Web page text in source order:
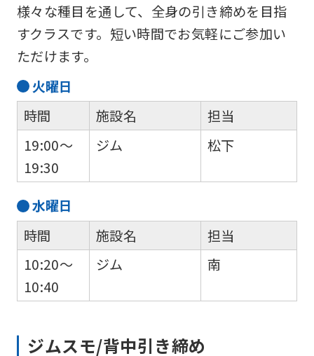
様々な種目を通して、全身の引き締めを目指
すクラスです。短い時間でお気軽にご参加い
ただけます。
火曜日
時間
19:00～
19:30
施設名
ジム
担当
松下
水曜日
時間
10:20～
10:40
施設名
ジム
担当
南
ジムスモ/背中引き締め
For
foreigners
Central
official